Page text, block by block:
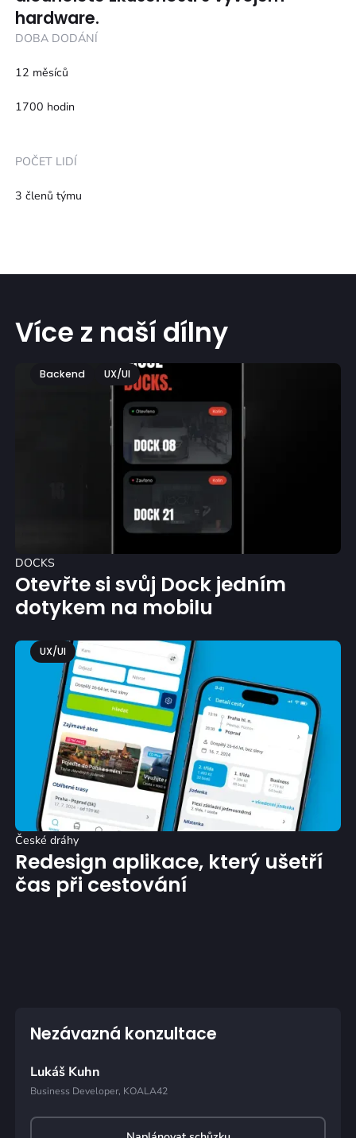
hardware.
DOBA DODÁNÍ
12 měsíců
1700 hodin
POČET LIDÍ
3 členů týmu
Více z naší dílny
Backend UX/UI
DOCKS
Otevřte si svůj Dock jedním
dotykem na mobilu
UX/UI
České dráhy
Redesign aplikace, který ušetří
čas při cestování
Nezávazná konzultace
Lukáš Kuhn
Business Developer, KOALA42